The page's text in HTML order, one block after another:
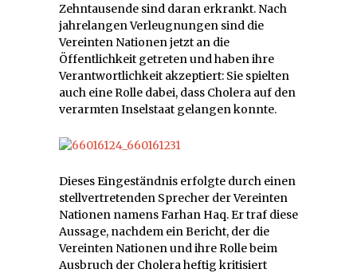
Zehntausende sind daran erkrankt. Nach
jahrelangen Verleugnungen sind die
Vereinten Nationen jetzt an die
Öffentlichkeit getreten und haben ihre
Verantwortlichkeit akzeptiert: Sie spielten
auch eine Rolle dabei, dass Cholera auf den
verarmten Inselstaat gelangen konnte.
Dieses Eingeständnis erfolgte durch einen
stellvertretenden Sprecher der Vereinten
Nationen namens Farhan Haq. Er traf diese
Aussage, nachdem ein Bericht, der die
Vereinten Nationen und ihre Rolle beim
Ausbruch der Cholera heftig kritisiert